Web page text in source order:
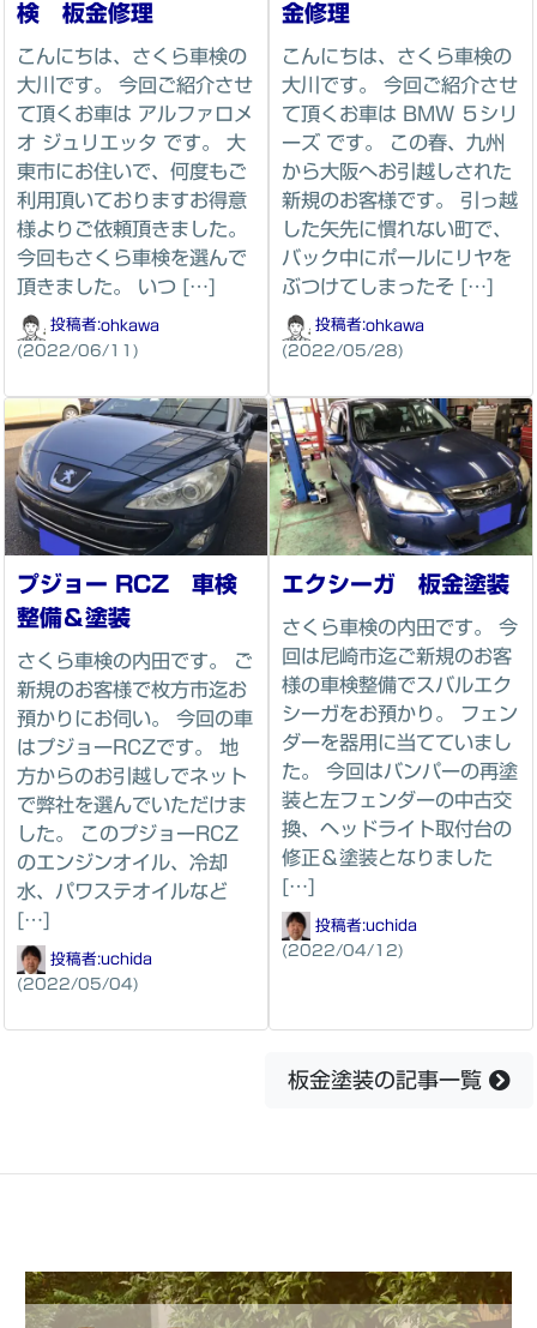
検 板金修理
こんにちは、さくら車検の
大川です。 今回ご紹介させ
て頂くお車は アルファロメ
オ ジュリエッタ です。 大
東市にお住いで、何度もご
利用頂いておりますお得意
様よりご依頼頂きました。
今回もさくら車検を選んで
頂きました。 いつ […]
投稿者:ohkawa
(2022/06/11)
金修理
こんにちは、さくら車検の
大川です。 今回ご紹介させ
て頂くお車は BMW ５シリ
ーズ です。 この春、九州
から大阪へお引越しされた
新規のお客様です。 引っ越
した矢先に慣れない町で、
バック中にポールにリヤを
ぶつけてしまったそ […]
投稿者:ohkawa
(2022/05/28)
プジョー RCZ 車検
整備＆塗装
さくら車検の内田です。 ご
新規のお客様で枚方市迄お
預かりにお伺い。 今回の車
はプジョーRCZです。 地
方からのお引越しでネット
で弊社を選んでいただけま
した。 このプジョーRCZ
のエンジンオイル、冷却
水、パワステオイルなど
[…]
投稿者:uchida
(2022/05/04)
エクシーガ 板金塗装
さくら車検の内田です。 今
回は尼崎市迄ご新規のお客
様の車検整備でスバルエク
シーガをお預かり。 フェン
ダーを器用に当てていまし
た。 今回はバンパーの再塗
装と左フェンダーの中古交
換、ヘッドライト取付台の
修正＆塗装となりました
[…]
投稿者:uchida
(2022/04/12)
板金塗装の記事一覧